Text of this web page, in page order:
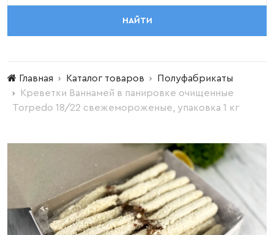
НАЙТИ
Главная Каталог товаров
Полуфабрикаты
Креветки Ваннамей в панировке очищенные
Torpedo 18/22 свежемороженые, упаковка 1 кг